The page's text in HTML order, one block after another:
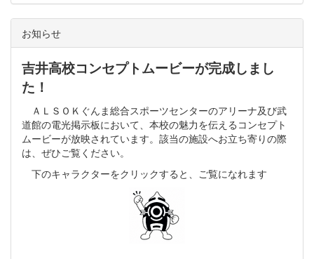
お知らせ
吉井高校コンセプトムービーが完成しまし
た！
ＡＬＳＯＫぐんま総合スポーツセンターのアリーナ及び武
道館の電光掲示板において、本校の魅力を伝えるコンセプト
ムービーが放映されています。該当の施設へお立ち寄りの際
は、ぜひご覧ください。
下のキャラクターをクリックすると、ご覧になれます